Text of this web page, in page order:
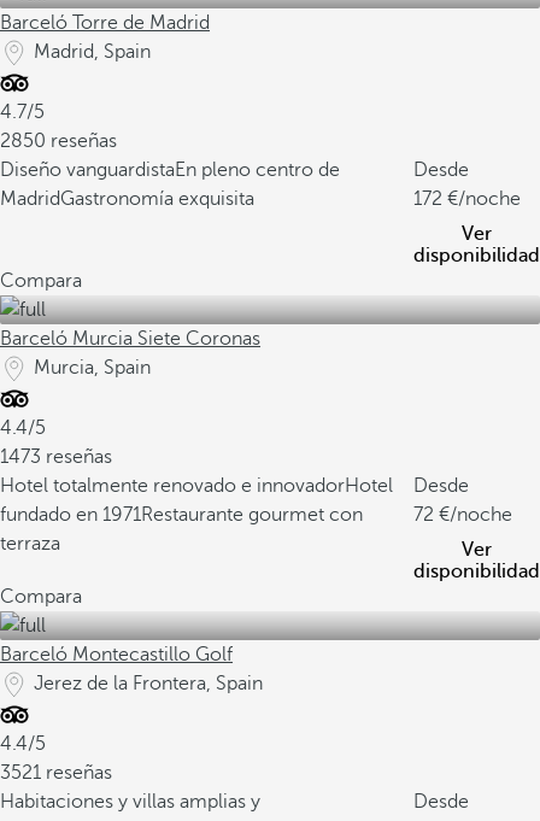
Barceló Torre de Madrid
Madrid, Spain
4.7/5
2850 reseñas
Diseño vanguardistaEn pleno centro de
MadridGastronomía exquisita
Desde
172
/noche
Ver
disponibilidad
Compara
Barceló Murcia Siete Coronas
Murcia, Spain
4.4/5
1473 reseñas
Hotel totalmente renovado e innovadorHotel
fundado en 1971Restaurante gourmet con
terraza
Desde
72
/noche
Ver
disponibilidad
Compara
Barceló Montecastillo Golf
Jerez de la Frontera, Spain
4.4/5
3521 reseñas
Habitaciones y villas amplias y
Desde